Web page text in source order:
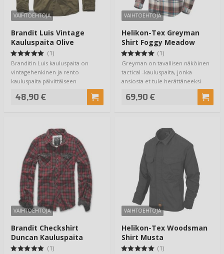
VAIHTOEHTOJA
Brandit Luis Vintage
Kauluspaita Olive
(1)
Branditin Luis kauluspaita on
vintagehenkinen ja rento
kauluspaita päivittäiseen
48,90 €
VAIHTOEHTOJA
Helikon-Tex Greyman
Shirt Foggy Meadow
Plaid
(1)
Greyman on tavallisen näköinen
tactical -kauluspaita, jonka
ansiosta et tule herättäneeksi
69,90 €
VAIHTOEHTOJA
Brandit Checkshirt
Duncan Kauluspaita
Ruutu
(1)
VAIHTOEHTOJA
Helikon-Tex Woodsman
Shirt Musta
(1)